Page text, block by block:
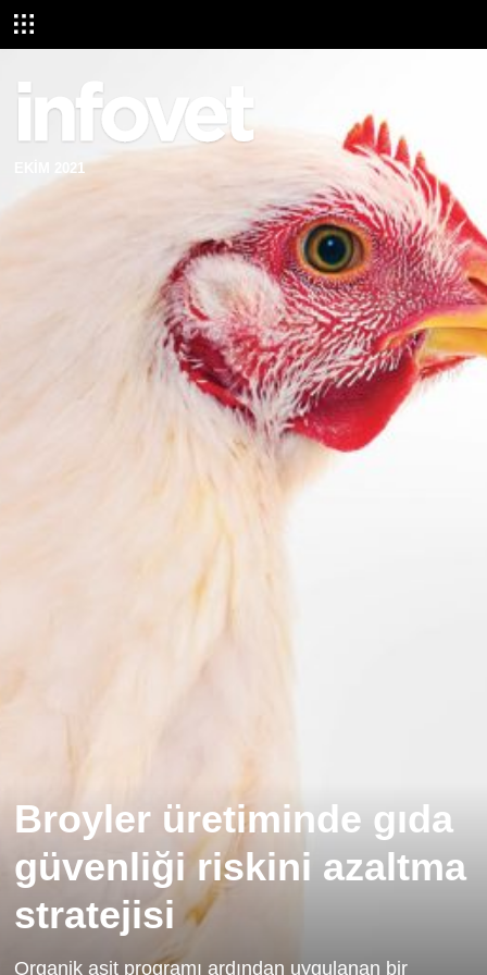
EKİM 2021
Broyler üretiminde gıda
güvenliği riskini azaltma
stratejisi
Organik asit programı ardından uygulanan bir